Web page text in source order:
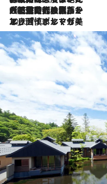
2026.7.21
大航海時代の栄華から、震災、独裁、そして革命へ。ポルトガル・首都リスボンの石畳に刻まれた「歴史の光と影」
2026.7.13
エッセイ・ヤマザキマリ「慎ましくも美しき国 ポルトガル」